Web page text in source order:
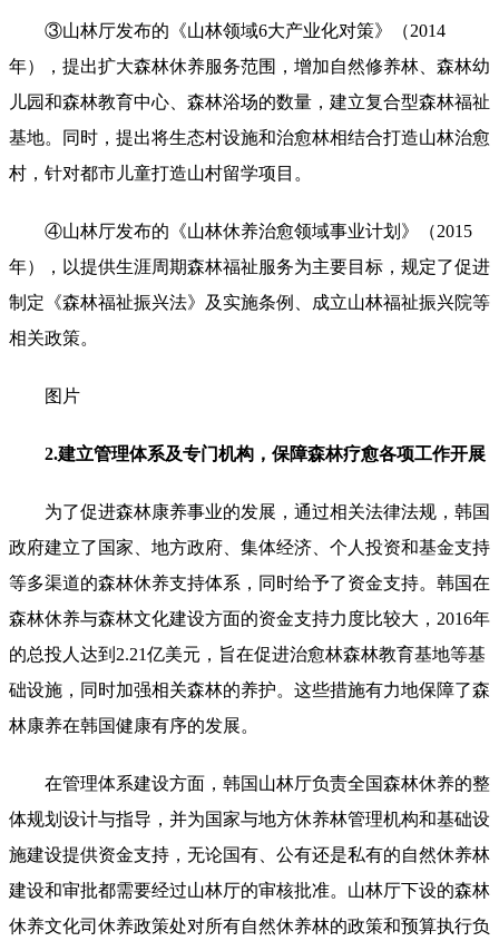
③山林厅发布的《山林领域6大产业化对策》（2014
年），提出扩大森林休养服务范围，增加自然修养林、森林幼
儿园和森林教育中心、森林浴场的数量，建立复合型森林福祉
基地。同时，提出将生态村设施和治愈林相结合打造山林治愈
村，针对都市儿童打造山村留学项目。
④山林厅发布的《山林休养治愈领域事业计划》（2015
年），以提供生涯周期森林福祉服务为主要目标，规定了促进
制定《森林福祉振兴法》及实施条例、成立山林福祉振兴院等
相关政策。
图片
2.建立管理体系及专门机构，保障森林疗愈各项工作开展
为了促进森林康养事业的发展，通过相关法律法规，韩国
政府建立了国家、地方政府、集体经济、个人投资和基金支持
等多渠道的森林休养支持体系，同时给予了资金支持。韩国在
森林休养与森林文化建设方面的资金支持力度比较大，2016年
的总投人达到2.21亿美元，旨在促进治愈林森林教育基地等基
础设施，同时加强相关森林的养护。这些措施有力地保障了森
林康养在韩国健康有序的发展。
在管理体系建设方面，韩国山林厅负责全国森林休养的整
体规划设计与指导，并为国家与地方休养林管理机构和基础设
施建设提供资金支持，无论国有、公有还是私有的自然休养林
建设和审批都需要经过山林厅的审核批准。山林厅下设的森林
休养文化司休养政策处对所有自然休养林的政策和预算执行负